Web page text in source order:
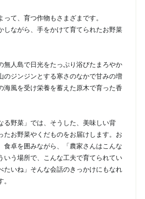
て、育つ作物もさまざまです。
しながら、手をかけて育てられたお野菜
無人島で日光をたっぷり浴びたまろやか
のジンジンとする寒さのなかで甘みの増
海風を受け栄養を蓄えた原木で育った香
る野菜」では、そうした、美味しい背
たお野菜やくだものをお届けします。お
食卓を囲みながら、「農家さんはこんな
いう場所で、こんな工夫で育てられてい
たいね」そんな会話のきっかけにもなれ